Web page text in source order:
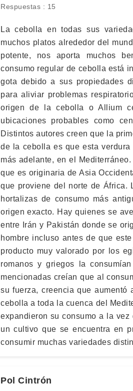
Respuestas : 15
La cebolla en todas sus
muchos platos alrededor del
potente, nos aporta muchos
consumo regular de cebolla está
gota debido a sus propiedades
para aliviar problemas
origen de la cebolla o Allium
ubicaciones probables como
Distintos autores creen que la
de la cebolla es que esta
más adelante, en el
que es originaria de Asia
que proviene del norte de África.
hortalizas de consumo más
origen exacto. Hay quienes se
entre Irán y Pakistán donde se
hombre incluso antes de que
producto muy valorado por los
romanos y griegos la
mencionadas creían que al
su fuerza, creencia que
cebolla a toda la cuenca del
expandieron su consumo a la
un cultivo que se encuentra en
consumir muchas variedades
Pol Cintrón